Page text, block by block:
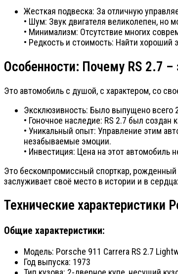
Жесткая подвеска: За отличную
• Шум: Звук двигателя великолепен, но
• Минимализм: Отсутствие многих
• Редкость и стоимость: Найти хороший
Особенности: Почему RS 2.7 –
Это автомобиль с душой, с характером, со
Эксклюзивность: Было выпущено всего
• Гоночное наследие: RS 2.7 был создан
• Уникальный опыт: Управление этим
незабываемые эмоции.
• Инвестиция: Цена на этот автомобиль
Это бескомпромиссный спорткар, рожденный
заслуживает своё место в истории и в
Технические характеристики
Общие характеристики:
Модель: Porsche 911 Carrera RS 2.7
Год выпуска: 1973